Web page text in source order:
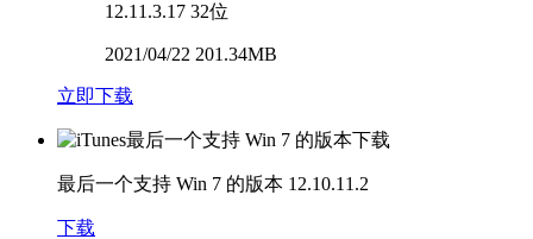
12.11.3.17 32位
2021/04/22 201.34MB
立即下载
最后一个支持 Win 7 的版本 12.10.11.2
下载